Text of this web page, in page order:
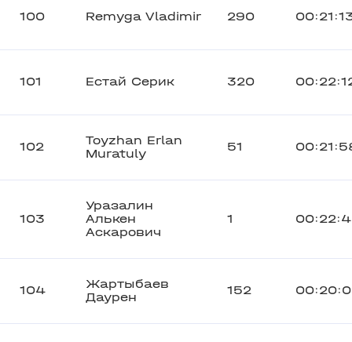
100 Remyga Vladimir 290
101 Естай Серик 320
102
Toyzhan Erlan
Muratuly
51
103
Уразалин
Алькен
Аскарович
1
104
Жартыбаев
Даурен
152